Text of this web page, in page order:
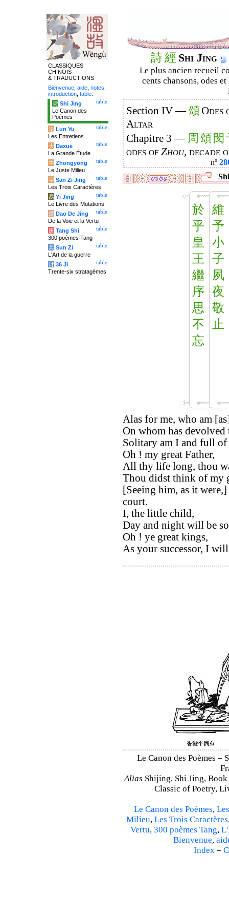
詩經 Shi Jing
Le plus ancien recueil
cents chansons, odes
Section IV —頌Odes
Altar
Chapitre 3 — 周 頌 閔
odes of Zhou, decade
nº
於
乎
皇
王
繼
序
思
不
忘
維
予
小
子
夙
夜
敬
止
Alas for me, who am
On whom has devolved
Solitary am I and full of
Oh ! my great Father,
All thy life long, thou
Thou didst think of my
[Seeing him, as it
court.
I, the little child,
Day and night will be
Oh ! ye great kings,
As your successor, I
Le Canon des Poèmes –
Alias Shijing, Shi Jing,
Classic of Poetry,
Le Canon des Poèmes,
Milieu, Les Trois Caractères
Vertu, 300 poèmes Tang,
Bienvenue,
Index–
CLASSIQUES
CHINOIS
& TRADUCTIONS
Bienvenue aide notes
introduction table
table
诗 Shi Jing
Le Canon des
Poèmes
table
论 Lun Yu
Les Entretiens
table
大 Daxue
La Grande Étude
table
中 Zhongyong
Le Juste Milieu
table
字 San Zi Jing
Les Trois Caractères
table
易 Yi Jing
Le Livre des Mutations
table
道 Dao De Jing
De la Voie et la Vertu
table
唐 Tang Shi
300 poèmes Tang
table
兵 Sun Zi
L'Art de la guerre
table
计 36 Ji
Trente-six stratagèmes